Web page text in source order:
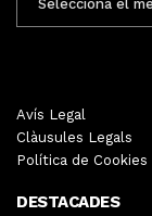
MENSUALS
Avís Legal
Clàusules Legals
Política de Cookies
DESTACADES